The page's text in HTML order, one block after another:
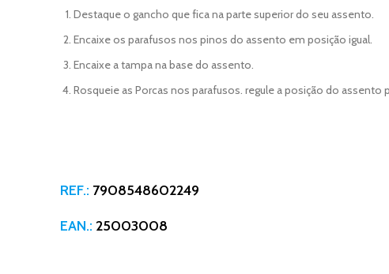
Destaque o gancho que fica na parte superior do seu assento.
Encaixe os parafusos nos pinos do assento em posição igual.
Encaixe a tampa na base do assento.
Rosqueie as Porcas nos parafusos. regule a posição do
REF.: 7908548602249
EAN.: 25003008